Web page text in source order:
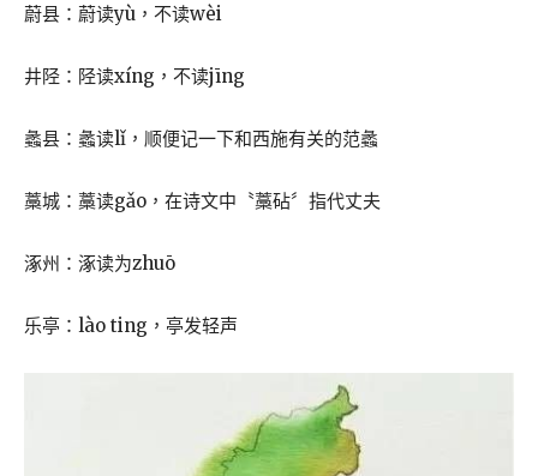
蔚县：蔚读yù，不读wèi
井陉：陉读xíng，不读jīng
蠡县：蠡读lǐ，顺便记一下和西施有关的范蠡
藁城：藁读gǎo，在诗文中〝藁砧〞指代丈夫
涿州：涿读为zhuō
乐亭：lào ting，亭发轻声